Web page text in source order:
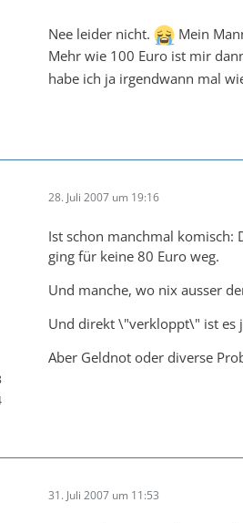
Nee leider nicht.
Mein
Mehr wie 100 Euro ist mir
habe ich ja irgendwann mal
28. Juli 2007 um 19:16
Ist schon manchmal komisch:
ging für keine 80 Euro weg.
Und manche, wo nix ausser
Und direkt \"verkloppt\" ist es
Aber Geldnot oder diverse
31. Juli 2007 um 11:53